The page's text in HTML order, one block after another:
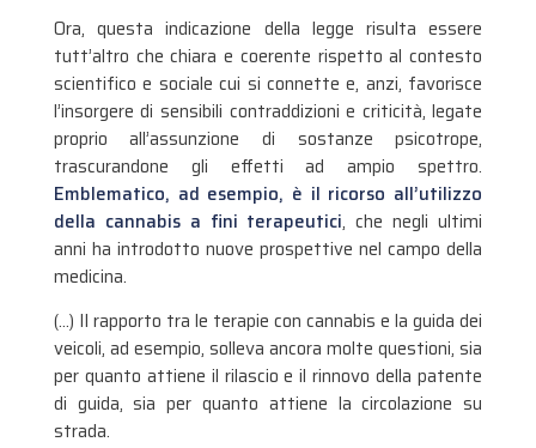
Ora, questa indicazione della legge risulta essere
tutt’altro che chiara e coerente rispetto al contesto
scientifico e sociale cui si connette e, anzi, favorisce
l’insorgere di sensibili contraddizioni e criticità, legate
proprio all’assunzione di sostanze psicotrope,
trascurandone gli effetti ad ampio spettro.
Emblematico, ad esempio, è il ricorso all’utilizzo
della cannabis a fini terapeutici, che negli ultimi
anni ha introdotto nuove prospettive nel campo della
medicina.
(…) Il rapporto tra le terapie con cannabis e la guida dei
veicoli, ad esempio, solleva ancora molte questioni, sia
per quanto attiene il rilascio e il rinnovo della patente
di guida, sia per quanto attiene la circolazione su
strada.